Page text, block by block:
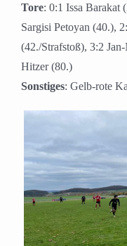
Tore: 0:1 Issa Barakat
Sargisi Petoyan (40.),
(42./Strafstoß), 3:2
Hitzer (80.)
Sonstiges: Gelb-rote